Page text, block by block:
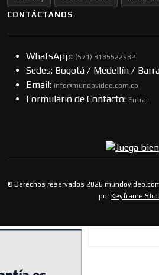
CONTÁCTANOS
WhatsApp: (57​​1) 3185522982
Sedes: Bogotá / Medellín /
Email: info@mundovideo.com.co
Formulario de Contacto: Entrar
© Derechos reservados 2026
por Keyframe